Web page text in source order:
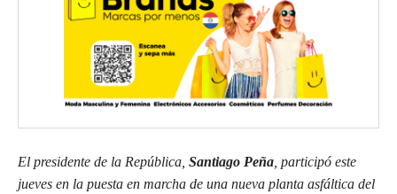
El presidente de la República, Santiago Peña , participó este
jueves en la puesta en marcha de una nueva planta asfáltica del